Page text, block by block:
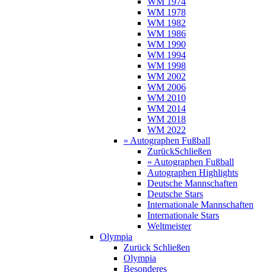
WM 1978
WM 1982
WM 1986
WM 1990
WM 1994
WM 1998
WM 2002
WM 2006
WM 2010
WM 2014
WM 2018
WM 2022
» Autographen Fußball
ZurückSchließen
» Autographen Fußball
Autographen Highlights
Deutsche Mannschaften
Deutsche Stars
Internationale Mannschaften
Internationale Stars
Weltmeister
Olympia
Zurück Schließen
Olympia
Besonderes